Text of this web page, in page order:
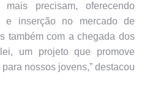
precisam, oferecendo
e inserção no mercado de
também com a chegada dos
um projeto que promove
nossos jovens,” destacou